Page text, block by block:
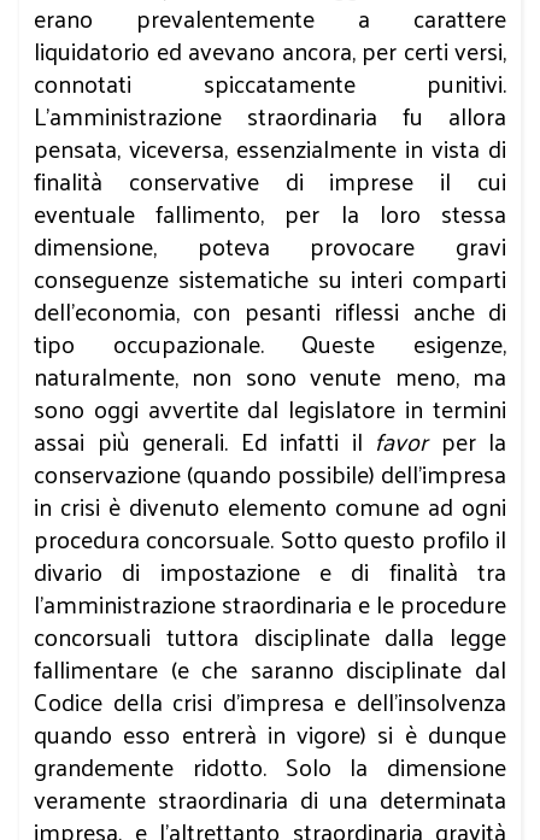
erano prevalentemente a carattere
liquidatorio ed avevano ancora, per certi versi,
connotati spiccatamente punitivi.
L’amministrazione straordinaria fu allora
pensata, viceversa, essenzialmente in vista di
finalità conservative di imprese il cui
eventuale fallimento, per la loro stessa
dimensione, poteva provocare gravi
conseguenze sistematiche su interi comparti
dell’economia, con pesanti riflessi anche di
tipo occupazionale. Queste esigenze,
naturalmente, non sono venute meno, ma
sono oggi avvertite dal legislatore in termini
assai più generali. Ed infatti il favorper la
conservazione (quando possibile) dell’impresa
in crisi è divenuto elemento comune ad ogni
procedura concorsuale. Sotto questo profilo il
divario di impostazione e di finalità tra
l’amministrazione straordinaria e le procedure
concorsuali tuttora disciplinate dalla legge
fallimentare (e che saranno disciplinate dal
Codice della crisi d’impresa e dell’insolvenza
quando esso entrerà in vigore) si è dunque
grandemente ridotto. Solo la dimensione
veramente straordinaria di una determinata